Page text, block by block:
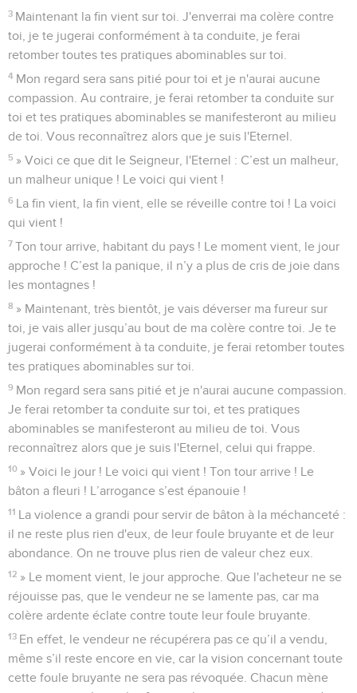
3 Maintenant la fin vient sur toi. J'enverrai ma colère contre
toi, je te jugerai conformément à ta conduite, je ferai
retomber toutes tes pratiques abominables sur toi.
4 Mon regard sera sans pitié pour toi et je n'aurai aucune
compassion. Au contraire, je ferai retomber ta conduite sur
toi et tes pratiques abominables se manifesteront au milieu
de toi. Vous reconnaîtrez alors que je suis l'Eternel.
5 » Voici ce que dit le Seigneur, l'Eternel : C’est un malheur,
un malheur unique ! Le voici qui vient !
6 La fin vient, la fin vient, elle se réveille contre toi ! La voici
qui vient !
7 Ton tour arrive, habitant du pays ! Le moment vient, le jour
approche ! C’est la panique, il n’y a plus de cris de joie dans
les montagnes !
8 » Maintenant, très bientôt, je vais déverser ma fureur sur
toi, je vais aller jusqu’au bout de ma colère contre toi. Je te
jugerai conformément à ta conduite, je ferai retomber toutes
tes pratiques abominables sur toi.
9 Mon regard sera sans pitié et je n'aurai aucune compassion.
Je ferai retomber ta conduite sur toi, et tes pratiques
abominables se manifesteront au milieu de toi. Vous
reconnaîtrez alors que je suis l'Eternel, celui qui frappe.
10 » Voici le jour ! Le voici qui vient ! Ton tour arrive ! Le
bâton a fleuri ! L’arrogance s’est épanouie !
11 La violence a grandi pour servir de bâton à la méchanceté :
il ne reste plus rien d'eux, de leur foule bruyante et de leur
abondance. On ne trouve plus rien de valeur chez eux.
12 » Le moment vient, le jour approche. Que l'acheteur ne se
réjouisse pas, que le vendeur ne se lamente pas, car ma
colère ardente éclate contre toute leur foule bruyante.
13 En effet, le vendeur ne récupérera pas ce qu’il a vendu,
même s’il reste encore en vie, car la vision concernant toute
cette foule bruyante ne sera pas révoquée. Chacun mène